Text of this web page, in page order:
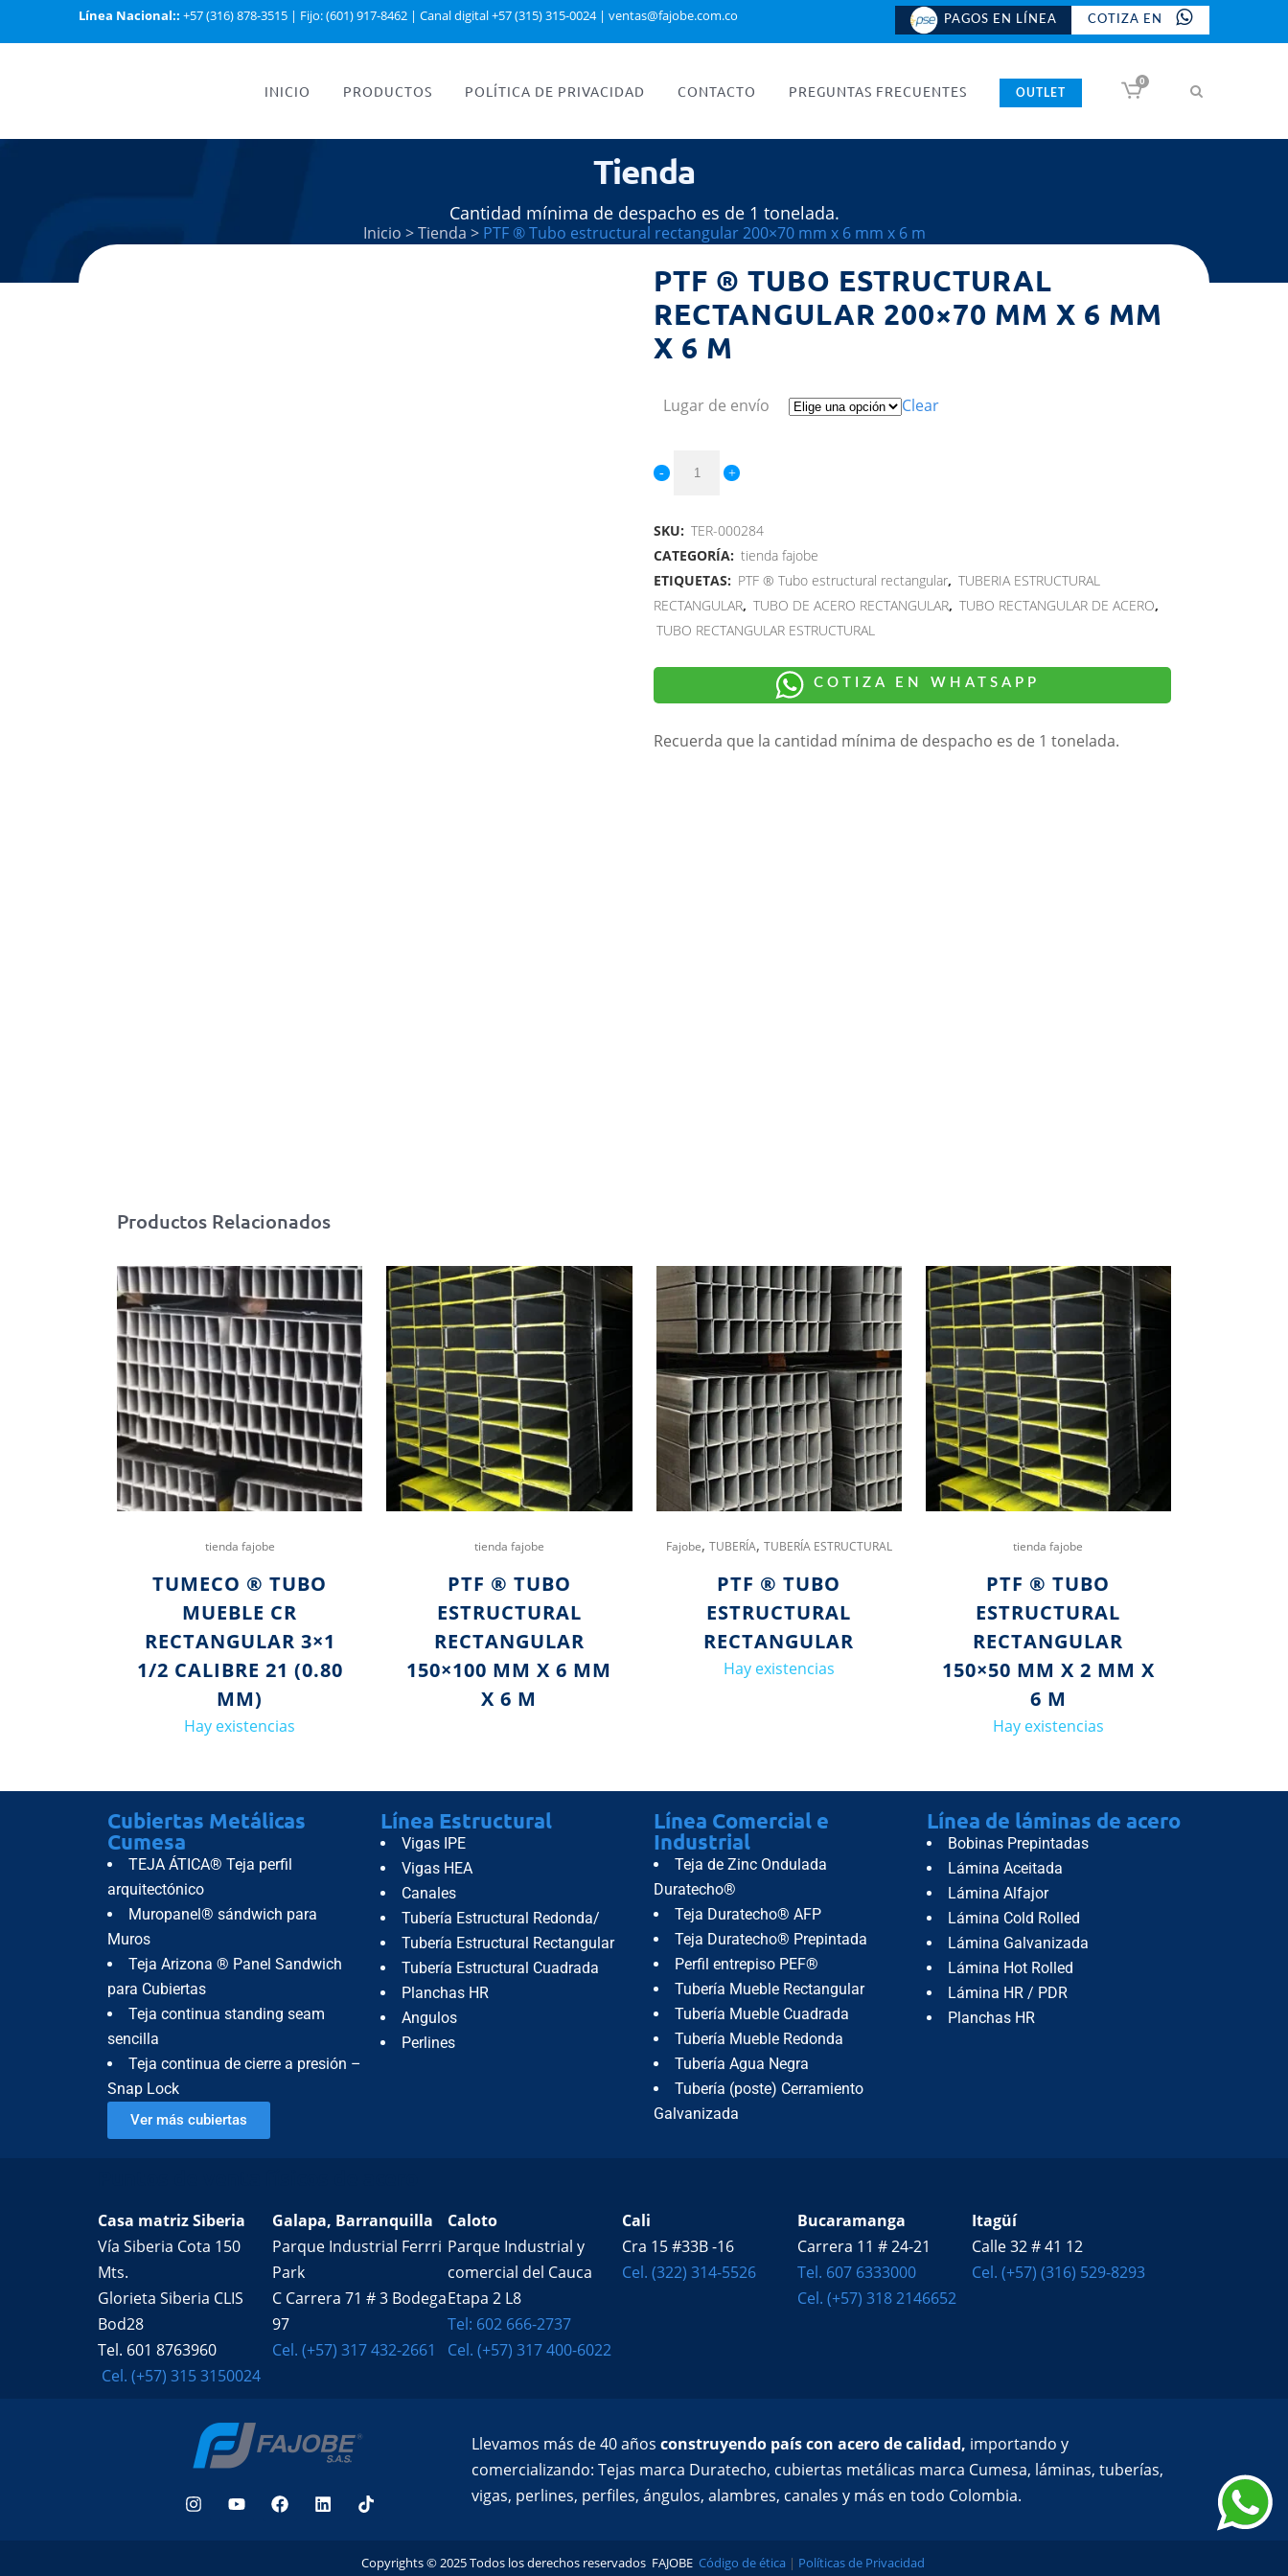
Línea Nacional:: +57 (316) 878-3515 | Fijo: (601) 917-8462 | Canal digital +57 (315) 315-0024| ventas@fajobe.com.co PAGOS EN LÍNEA COTIZA EN
0
INICIO PRODUCTOS POLÍTICA DE PRIVACIDAD CONTACTO PREGUNTAS FRECUENTES OUTLET
Tienda
Cantidad mínima de despacho es de 1 tonelada.
Inicio >Tienda > PTF ® Tubo estructural rectangular 200×70 mm x 6 mm x 6 m
PTF ® TUBO ESTRUCTURAL
RECTANGULAR 200×70 MM X 6 MM
X 6 M
Lugar de envío Clear
SKU: TER-000284
CATEGORÍA: tienda fajobe
ETIQUETAS: PTF ® Tubo estructural rectangular, TUBERIA ESTRUCTURAL
RECTANGULAR, TUBO DE ACERO RECTANGULAR, TUBO RECTANGULAR DE ACERO,
TUBO RECTANGULAR ESTRUCTURAL
COTIZA EN WHATSAPP
Recuerda que la cantidad mínima de despacho es de 1 tonelada.
Productos Relacionados
tienda fajobe
TUMECO ® TUBO
MUEBLE CR
RECTANGULAR 3×1
1/2 CALIBRE 21 (0.80
MM)
Hay existencias
tienda fajobe
PTF ® TUBO
ESTRUCTURAL
RECTANGULAR
150×100 MM X 6 MM
X 6 M
Fajobe, TUBERÍA, TUBERÍA ESTRUCTURAL
PTF ® TUBO
ESTRUCTURAL
RECTANGULAR
Hay existencias
tienda fajobe
PTF ® TUBO
ESTRUCTURAL
RECTANGULAR
150×50 MM X 2 MM X
6 M
Hay existencias
Cubiertas Metálicas
Cumesa
TEJA ÁTICA® Teja perfil
arquitectónico
Muropanel® sándwich para
Muros
Teja Arizona ® Panel Sandwich
para Cubiertas
Teja continua standing seam
sencilla
Teja continua de cierre a presión –
Snap Lock
Ver más cubiertas
Línea Estructural
Vigas IPE
Vigas HEA
Canales
Tubería Estructural Redonda/
Tubería Estructural Rectangular
Tubería Estructural Cuadrada
Planchas HR
Angulos
Perlines
Línea Comercial e
Industrial
Teja de Zinc Ondulada
Duratecho®
Teja Duratecho® AFP
Teja Duratecho® Prepintada
Perfil entrepiso PEF®
Tubería Mueble Rectangular
Tubería Mueble Cuadrada
Tubería Mueble Redonda
Tubería Agua Negra
Tubería (poste) Cerramiento
Galvanizada
Línea de láminas de acero
Bobinas Prepintadas
Lámina Aceitada
Lámina Alfajor
Lámina Cold Rolled
Lámina Galvanizada
Lámina Hot Rolled
Lámina HR / PDR
Planchas HR
Casa matriz Siberia
Vía Siberia Cota 150
Mts.
Glorieta Siberia CLIS
Bod28
Tel. 601 8763960
Cel. (+57) 315 3150024
Galapa, Barranquilla
Parque Industrial Ferrri
Park
C Carrera 71 # 3 Bodega
97
Cel. (+57) 317 432-2661
Caloto
Parque Industrial y
comercial del Cauca
Etapa 2 L8
Tel: 602 666-2737
Cel. (+57) 317 400-6022
Cali
Cra 15 #33B -16
Cel. (322) 314-5526
Bucaramanga
Carrera 11 # 24-21
Tel. 607 6333000
Cel. (+57) 318 2146652
Itagüí
Calle 32 # 41 12
Cel. (+57) (316) 529-8293
Llevamos más de 40 años construyendo país con acero de calidad, importando y
comercializando: Tejas marca Duratecho, cubiertas metálicas marca Cumesa, láminas, tuberías,
vigas, perlines, perfiles, ángulos, alambres, canales y más en todo Colombia.
Copyrights © 2025 Todos los derechos reservados FAJOBE Código de ética| Políticas de Privacidad